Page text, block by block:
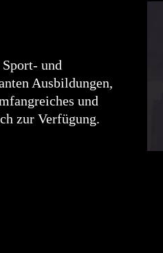
und
Ausbildungen,
und
zur Verfügung.